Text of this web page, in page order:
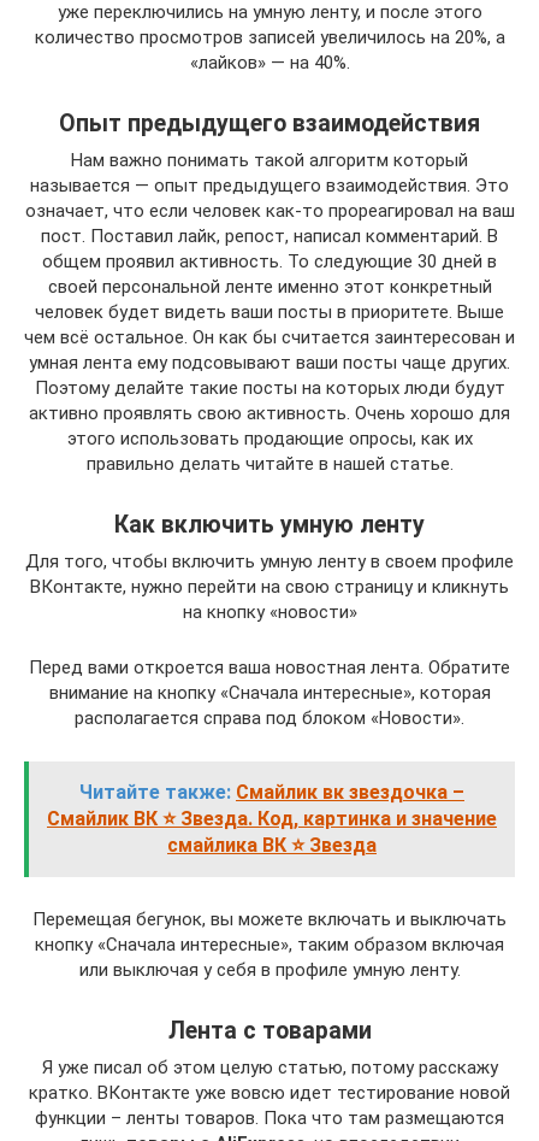
уже переключились на умную ленту, и после этого
количество просмотров записей увеличилось на 20%, а
«лайков» — на 40%.
Опыт предыдущего взаимодействия
Нам важно понимать такой алгоритм который
называется — опыт предыдущего взаимодействия. Это
означает, что если человек как-то прореагировал на ваш
пост. Поставил лайк, репост, написал комментарий. В
общем проявил активность. То следующие 30 дней в
своей персональной ленте именно этот конкретный
человек будет видеть ваши посты в приоритете. Выше
чем всё остальное. Он как бы считается заинтересован и
умная лента ему подсовывают ваши посты чаще других.
Поэтому делайте такие посты на которых люди будут
активно проявлять свою активность. Очень хорошо для
этого использовать продающие опросы, как их
правильно делать читайте в нашей статье.
Как включить умную ленту
Для того, чтобы включить умную ленту в своем профиле
ВКонтакте, нужно перейти на свою страницу и кликнуть
на кнопку «новости»
Перед вами откроется ваша новостная лента. Обратите
внимание на кнопку «Сначала интересные», которая
располагается справа под блоком «Новости».
Читайте также: Смайлик вк звездочка –
Смайлик ВК ⭐ Звезда. Код, картинка и значение
смайлика ВК ⭐ Звезда
Перемещая бегунок, вы можете включать и выключать
кнопку «Сначала интересные», таким образом включая
или выключая у себя в профиле умную ленту.
Лента с товарами
Я уже писал об этом целую статью, потому расскажу
кратко. ВКонтакте уже вовсю идет тестирование новой
функции – ленты товаров. Пока что там размещаются